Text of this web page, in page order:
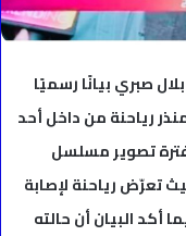
صبري بيانًا رسميًا
رياحنة من داخل أحد
تصوير مسلسل
تعرّض رياحنة لإصابة
البيان أن حالته